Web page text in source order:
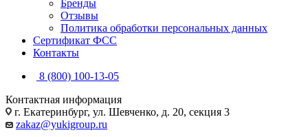
Бренды
Отзывы
Политика обработки персональных данных
Сертификат ФСС
Контакты
8 (800) 100-13-05
Контактная информация
г. Екатеринбург, ул. Шевченко, д. 20, секция 3
zakaz@yukigroup.ru